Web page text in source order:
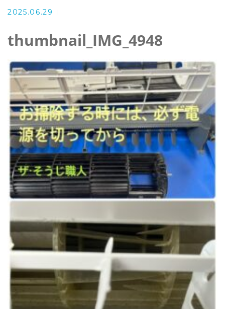
ハウスクリーニング
浴室クリーニング
風呂釜洗浄・追い炊き配管
クリーニング
トイレクリーニング
クリニック施設専門清掃
除菌清掃
ング
空気清浄機クリーニング
その他のお掃除
2025.06.29
thumbnail_IMG_4948